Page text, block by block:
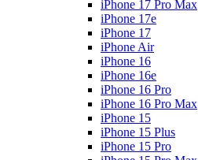
iPhone 17 Pro Max
iPhone 17e
iPhone 17
iPhone Air
iPhone 16
iPhone 16e
iPhone 16 Pro
iPhone 16 Pro Max
iPhone 15
iPhone 15 Plus
iPhone 15 Pro